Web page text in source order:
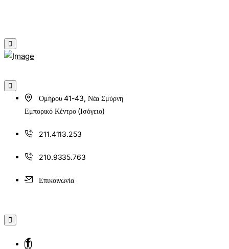
Ομήρου 41-43, Νέα Σμύρνη
Εμπορικό Κέντρο (Ισόγειο)
211.4113.253
210.9335.763
Επικοινωνία